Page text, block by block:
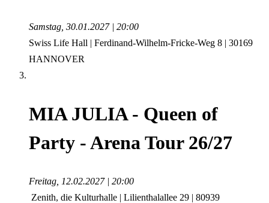
Samstag, 30.01.2027 | 20:00
Swiss Life Hall | Ferdinand-Wilhelm-Fricke-Weg 8 | 30169
HANNOVER
MIA JULIA - Queen of
Party - Arena Tour 26/27
Freitag, 12.02.2027 | 20:00
Zenith, die Kulturhalle | Lilienthalallee 29 | 80939